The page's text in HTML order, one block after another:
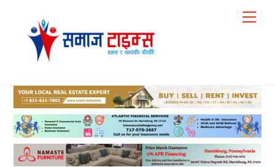
content